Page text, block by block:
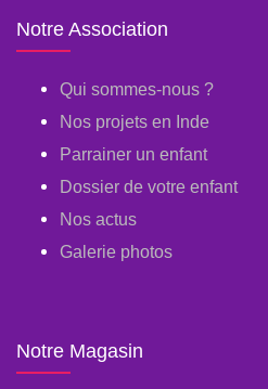
Notre Association
Qui sommes-nous ?
Nos projets en Inde
Parrainer un enfant
Dossier de votre enfant
Nos actus
Galerie photos
Notre Magasin